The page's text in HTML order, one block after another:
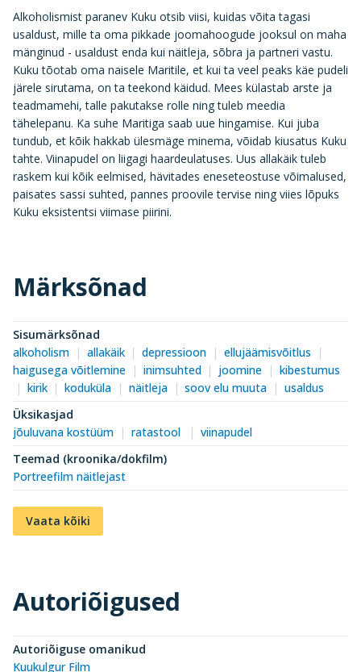
Alkoholismist paranev Kuku otsib viisi, kuidas võita tagasi
usaldust, mille ta oma pikkade joomahoogude jooksul on maha
mänginud - usaldust enda kui näitleja, sõbra ja partneri vastu.
Kuku tõotab oma naisele Maritile, et kui ta veel peaks käe pudeli
järele sirutama, on ta teekond käidud. Mees külastab arste ja
teadmamehi, talle pakutakse rolle ning tuleb meedia
tähelepanu. Ka suhe Maritiga saab uue hingamise. Kui juba
tundub, et kõik hakkab ülesmäge minema, võidab kiusatus Kuku
tahte. Viinapudel on liigagi haardeulatuses. Uus allakäik tuleb
raskem kui kõik eelmised, hävitades eneseteostuse võimalused,
paisates sassi suhted, pannes proovile tervise ning viies lõpuks
Kuku eksistentsi viimase piirini.
Märksõnad
Sisumärksõnad
alkoholism
allakäik depressioon
ellujäämisvõitlus
haigusega võitlemine
inimsuhted joomine
kibestumus
kirik
koduküla näitleja soov elu muuta
usaldus
Üksikasjad
jõuluvana kostüüm
ratastool
viinapudel
Teemad (kroonika/dokfilm)
Portreefilm näitlejast
Vaata kõiki
Autoriõigused
Autoriõiguse omanikud
Kuukulgur Film